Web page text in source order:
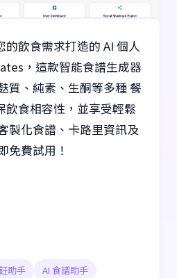
飲食需求打造的 AI 個人
，這款智能食譜生成器
質、純素、生酮等多種 餐
飲食相容性，並享受輕鬆
製化食譜、卡路里資訊及
免費試用！
助手 AI 食譜助手